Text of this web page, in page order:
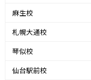
麻生校
札幌大通校
琴似校
仙台駅前校